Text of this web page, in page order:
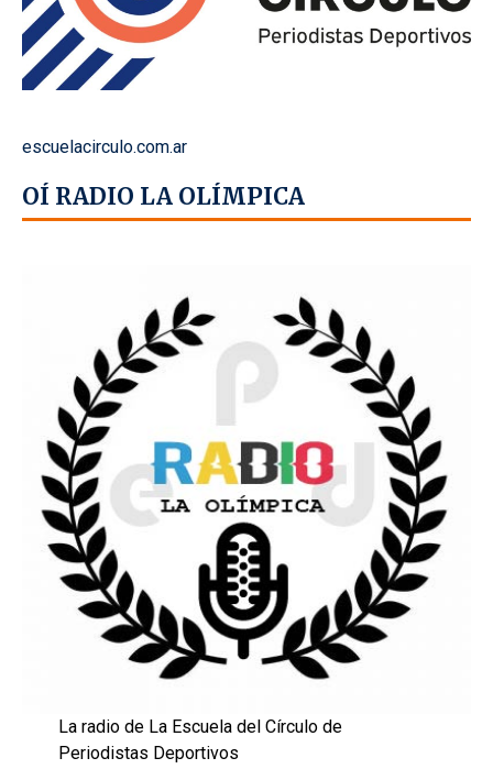
escuelacirculo.com.ar
OÍ RADIO LA OLÍMPICA
La radio de La Escuela del Círculo de
Periodistas Deportivos